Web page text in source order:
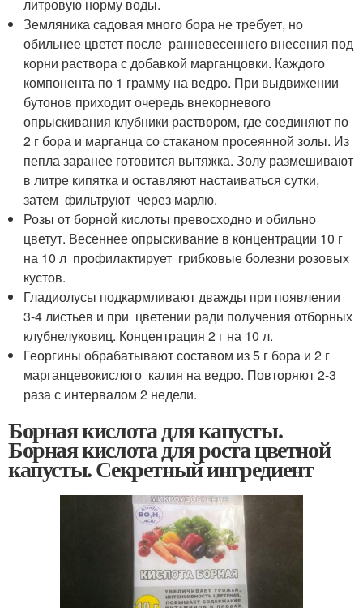
литровую норму воды.
Земляника садовая много бора не требует, но
обильнее цветет после ранневесеннего внесения под
корни раствора с добавкой марганцовки. Каждого
компонента по 1 грамму на ведро. При выдвижении
бутонов приходит очередь внекорневого
опрыскивания клубники раствором, где соединяют по
2 г бора и марганца со стаканом просеянной золы. Из
пепла заранее готовится вытяжка. Золу размешивают
в литре кипятка и оставляют настаиваться сутки,
затем фильтруют через марлю.
Розы от борной кислоты превосходно и обильно
цветут. Весеннее опрыскивание в концентрации 10 г
на 10 л профилактирует грибковые болезни розовых
кустов.
Гладиолусы подкармливают дважды при появлении
3-4 листьев и при цветении ради получения отборных
клубнелуковиц. Концентрация 2 г на 10 л.
Георгины обрабатывают составом из 5 г бора и 2 г
марганцевокислого калия на ведро. Повторяют 2-3
раза с интервалом 2 недели.
Борная кислота для капусты.
Борная кислота для роста цветной
капусты. Секретный ингредиент